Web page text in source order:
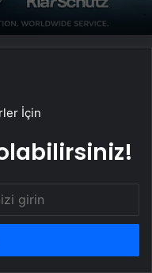
Akıllı Dijital
İçin